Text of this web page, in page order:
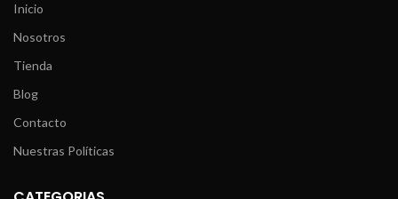
Inicio
Nosotros
Tienda
Blog
Contacto
Nuestras Políticas